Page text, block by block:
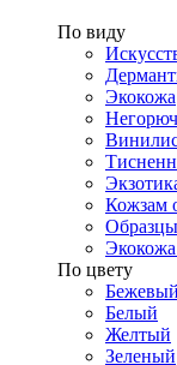
По виду
Экокожа
Кожзам
Образцы
Экокожа
По цвету
Бежевый
Белый
Желтый
Зеленый